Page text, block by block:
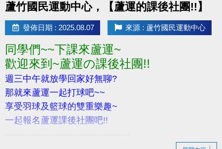
usp=header
名額限30名喔! 報滿為止~~
---------------------------------------------------
歡迎所有對醫療、物理治療有興趣之民眾報名參加！
若有相關問題，請電洽 03-2639066 #106
蘆竹國民運動中心，【蘆運的課後社團!!】
發佈日期 : 2025.08.07 來源 : 蘆竹國民運動中心
同學們~~下課來蘆運~
歡迎來到~蘆運の課後社團!!
週三中午就放學回家好無聊?
那就來蘆運一起打球吧~~
享受羽球及籃球的雙重樂趣~
一起報名蘆運課後社團吧!!